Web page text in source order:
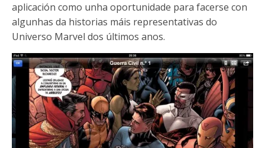
aplicación como unha oportunidade para facerse con
algunhas da historias máis representativas do
Universo Marvel dos últimos anos.